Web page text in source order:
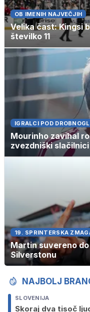
OB IMENIH NAJVEČJIH
Velika čast: Kingsi
številko 11
IGRALCI POD
Mourinho zavihal
zvezdniški slačilnici
19. SPRINTERSKA
Martin suvereno
Silverstonu
NAJBOLJ
SLOVENIJA
Skoraj dva tisoč